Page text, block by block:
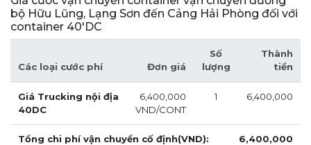
bộ Hữu Lũng, Lạng Sơn đến Cảng Hải Phòng đối với
container 40'DC
Các loại cước phí Đơn giá
Số
lượng
Thành
tiền
Giá Trucking nội địa
40DC
6,400,000
VND/CONT
1 6,400,000
Tổng chi phí vận chuyển cố định(VND): 6,400,000